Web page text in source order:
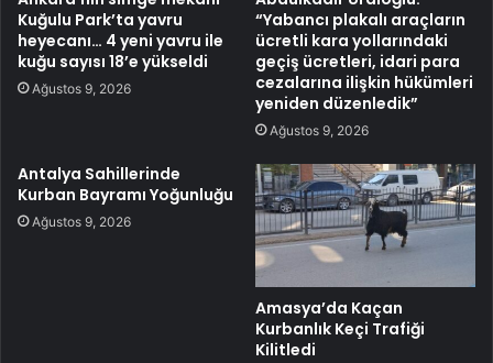
Kuğulu Park’ta yavru
heyecanı… 4 yeni yavru ile
kuğu sayısı 18’e yükseldi
Ağustos 9, 2026
“Yabancı plakalı araçların
ücretli kara yollarındaki
geçiş ücretleri, idari para
cezalarına ilişkin hükümleri
yeniden düzenledik”
Ağustos 9, 2026
Antalya Sahillerinde
Kurban Bayramı Yoğunluğu
Ağustos 9, 2026
Amasya’da Kaçan
Kurbanlık Keçi Trafiği
Kilitledi